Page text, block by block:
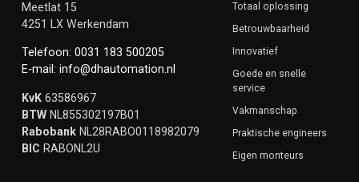
Meetlat 15
4251 LX Werkendam
Telefoon: 0031 183 500205
E-mail: info@dhautomation.nl
KvK63586967
BTWNL855302197B01
RabobankNL28RABO0118982079
BIC RABONL2U
Totaal oplossing
Betrouwbaarheid
Innovatief
Goede en snelle
service
Vakmanschap
Praktische engineers
Eigen monteurs